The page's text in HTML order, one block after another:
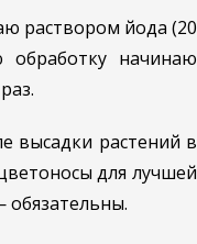
раствором йода (20
начинаю
высадки растений в
для лучшей